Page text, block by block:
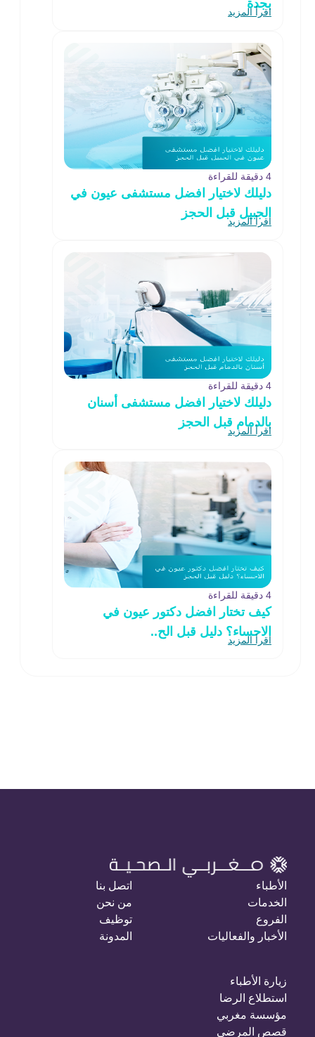
بجدة
اقرأ المزيد
4 دقيقة للقراءة
دليلك لاختيار افضل مستشفى عيون في
الجبيل قبل الحجز
اقرأ المزيد
4 دقيقة للقراءة
دليلك لاختيار افضل مستشفى أسنان
بالدمام قبل الحجز
اقرأ المزيد
4 دقيقة للقراءة
كيف تختار افضل دكتور عيون في
الاحساء؟ دليل قبل الح..
اقرأ المزيد
الأطباء
الخدمات
الفروع
الأخبار والفعاليات
اتصل بنا
من نحن
توظيف
المدونة
زيارة الأطباء
استطلاع الرضا
مؤسسة مغربي
قصص المرضى